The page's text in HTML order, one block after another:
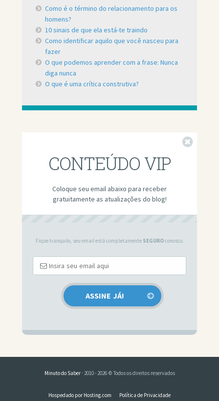
Como é o término do relacionamento para os
homens?
10 sinais de que ela está-te traindo
Como identificar aquilo que você nasceu para
fazer
O que podemos aprender com a frase: Nunca
diga nunca
O que é uma crítica construtiva?
CONTEÚDO VIP
Coloque seu email abaixo para receber
gratuitamente as atualizações do blog!
Fique tranquilo, seu email está completamente SEGUROconosco.
Minuto do Saber· 2010 - 2026 © Todos os direitos reservados
Hospedado por Hosting.com Política de Privacidade